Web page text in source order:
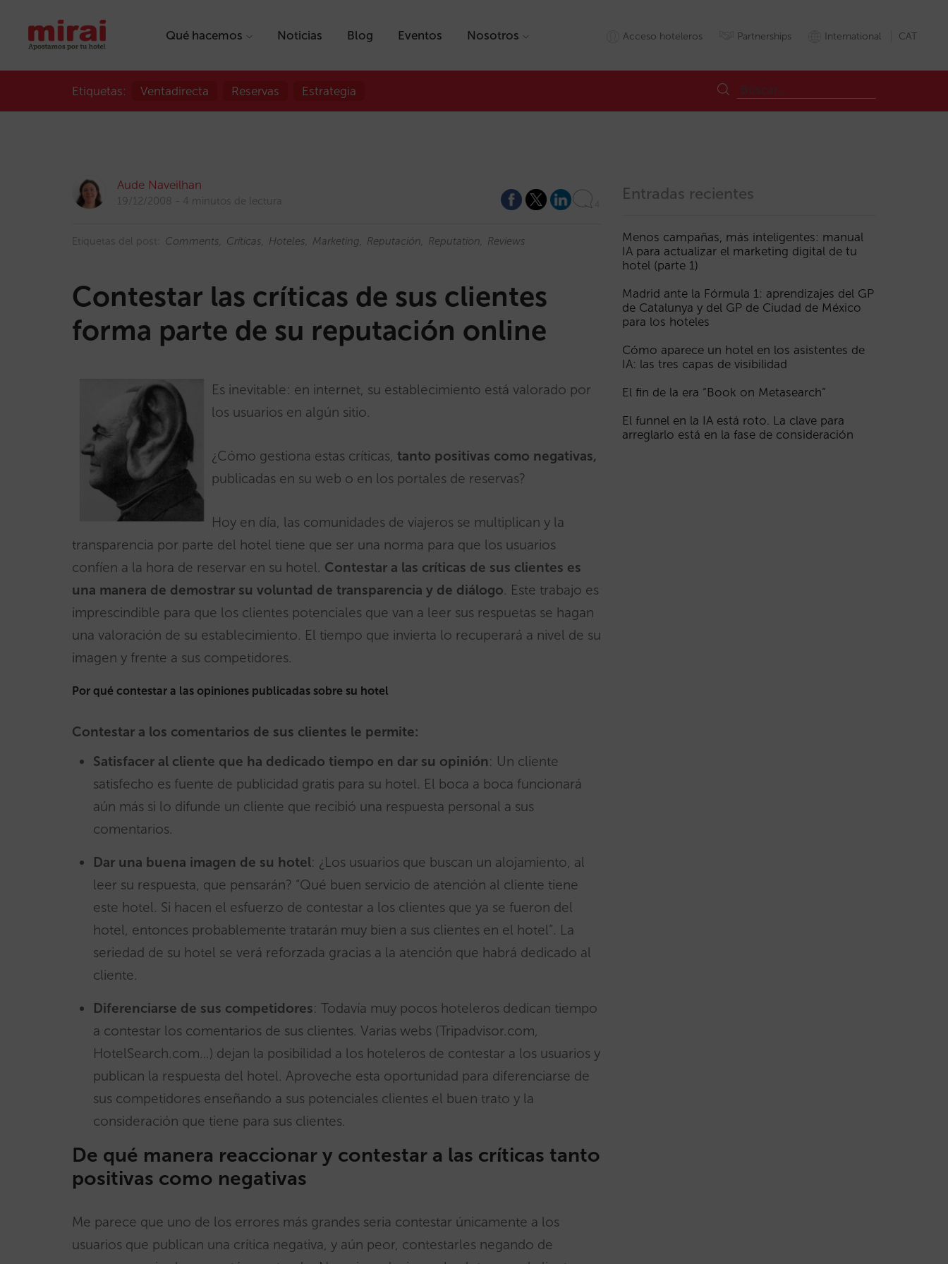
Qué hacemos Noticias Blog Eventos Nosotros Acceso hoteleros Partnerships International CAT
Etiquetas: Ventadirecta Reservas Estrategia
Aude Naveilhan
19/12/2008 4 minutos de lectura
Etiquetas del post: Comments Críticas Hoteles Marketing Reputación Reputation Reviews
Contestar las críticas de sus clientes
forma parte de su reputación online
Es inevitable: en internet, su establecimiento está valorado por
los usuarios en algún sitio.
¿Cómo gestiona estas críticas, tanto positivas como negativas,
publicadas en su web o en los portales de reservas?
Hoy en día, las comunidades de viajeros se multiplican y la
transparencia por parte del hotel tiene que ser una norma para que los usuarios
confíen a la hora de reservar en su hotel. Contestar a las críticas de sus clientes es
una manera de demostrar su voluntad de transparencia y de diálogo. Este trabajo es
imprescindible para que los clientes potenciales que van a leer sus respuetas se hagan
una valoración de su establecimiento. El tiempo que invierta lo recuperará a nivel de su
imagen y frente a sus competidores.
Por qué contestar a las opiniones publicadas sobre su hotel
Contestar a los comentarios de sus clientes le permite:
Satisfacer al cliente que ha dedicado tiempo en dar su opinión: Un cliente
satisfecho es fuente de publicidad gratis para su hotel. El boca a boca funcionará
aún más si lo difunde un cliente que recibió una respuesta personal a sus
comentarios.
Dar una buena imagen de su hotel: ¿Los usuarios que buscan un alojamiento, al
leer su respuesta, que pensarán? “Qué buen servicio de atención al cliente tiene
este hotel. Si hacen el esfuerzo de contestar a los clientes que ya se fueron del
hotel, entonces probablemente tratarán muy bien a sus clientes en el hotel”. La
seriedad de su hotel se verá reforzada gracias a la atención que habrá dedicado al
cliente.
Diferenciarse de sus competidores: Todavía muy pocos hoteleros dedican tiempo
a contestar los comentarios de sus clientes. Varias webs (Tripadvisor.com,
HotelSearch.com…) dejan la posibilidad a los hoteleros de contestar a los usuarios y
publican la respuesta del hotel. Aproveche esta oportunidad para diferenciarse de
sus competidores enseñando a sus potenciales clientes el buen trato y la
consideración que tiene para sus clientes.
De qué manera reaccionar y contestar a las críticas tanto
positivas como negativas
Me parece que uno de los errores más grandes seria contestar únicamente a los
usuarios que publican una crítica negativa, y aún peor, contestarles negando de
Entradas recientes
Menos campañas, más inteligentes: manual
IA para actualizar el marketing digital de tu
hotel (parte 1)
Madrid ante la Fórmula 1: aprendizajes del GP
de Catalunya y del GP de Ciudad de México
para los hoteles
Cómo aparece un hotel en los asistentes de
IA: las tres capas de visibilidad
El fin de la era “Book on Metasearch”
El funnel en la IA está roto. La clave para
arreglarlo está en la fase de consideración